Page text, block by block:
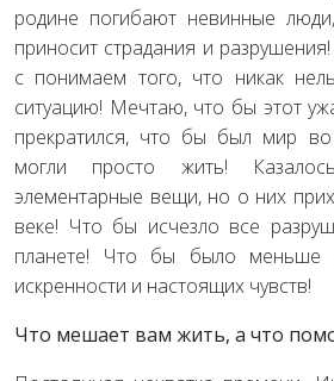
родине погибают невинные
приносит страдания и
с понимаем того, что никак
ситуацию! Мечтаю, что бы этот
прекратился, что бы был мир
могли просто жить!
элементарные вещи, но о них
веке! Что бы исчезло все
планете! Что бы было меньше
искренности и настоящих чувств!
Что мешает вам жить, а что